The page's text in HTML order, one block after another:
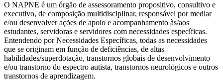
O NAPNE é um órgão de assessoramento propositivo, consultivo e
executivo, de composição multidisciplinar, responsável por mediar
e/ou desenvolver ações de apoio e acompanhamento às/aos
estudantes, servidoras e servidores com necessidades específicas.
Entendendo por Necessidades Específicas, todas as necessidades
que se originam em função de deficiências, de altas
habilidades/superdotação, transtornos globais de desenvolvimento
e/ou transtorno do espectro autista, transtornos neurológicos e outros
transtornos de aprendizagem.